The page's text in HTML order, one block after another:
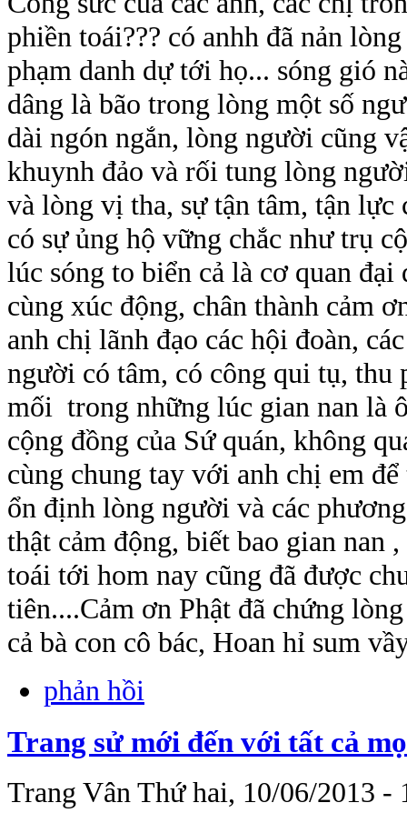
phiền toái??? có anhh đã nản
phạm danh dự tới họ... sóng gió
dâng là bão trong lòng một số
dài ngón ngắn, lòng người cũng
khuynh đảo và rối tung lòng
và lòng vị tha, sự tận tâm, tận lực
có sự ủng hộ vững chắc như trụ
lúc sóng to biển cả là cơ quan
cùng xúc động, chân thành cảm
anh chị lãnh đạo các hội đoàn,
người có tâm, có công qui tụ,
mối trong những lúc gian nan là
cộng đồng của Sứ quán, không
cùng chung tay với anh chị em
ổn định lòng người và các
thật cảm động, biết bao gian nan
toái tới hom nay cũng đã được
tiên....Cảm ơn Phật đã chứng
cả bà con cô bác, Hoan hỉ sum
phản hồi
Trang sử mới đến với tất cả
Trang VânThứ hai, 10/06/2013 -